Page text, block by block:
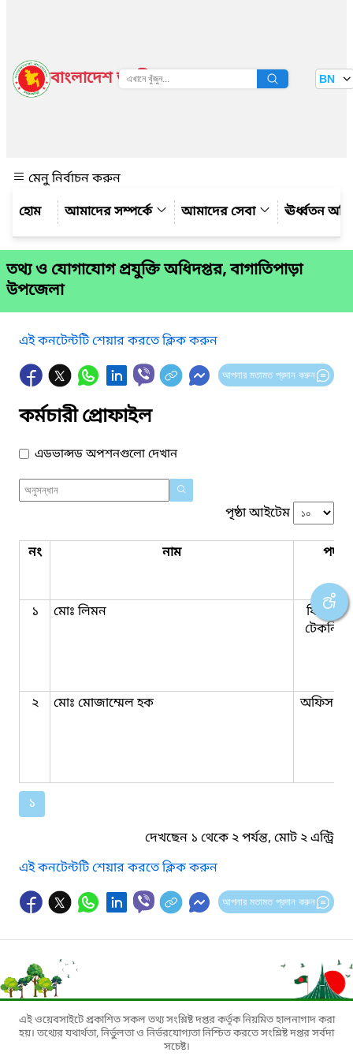
বাংলাদেশ জাতীয় তথ্য বাতায়ন BN
মেনু নির্বাচন করুন
আমাদের সম্পর্কে
আমাদের সেবা ঊর্ধ্বতন
তথ্য ও যোগাযোগ প্রযুক্তি অধিদপ্তর, বাগাতিপাড়া
উপজেলা
এই কনটেন্টটি শেয়ার করতে ক্লিক করুন
আপনার মতামত প্রদান করুন
কর্মচারী প্রোফাইল
এডভান্সড অপশনগুলো দেখান
পৃষ্ঠা আইটেম
নং নাম পদবি
১ মোঃ লিমন
ফিল্ড
২ মোঃ মোজাম্মেল হক অফিস
১
দেখছেন ১ থেকে ২ পর্যন্ত, মোট ২ এন্ট্রি
এই কনটেন্টটি শেয়ার করতে ক্লিক করুন
আপনার মতামত প্রদান করুন
এই ওয়েবসাইটে প্রকাশিত সকল তথ্য সংশ্লিষ্ট দপ্তর কর্তৃক নিয়মিত হালনাগাদ করা
হয়। তথ্যের যথার্থতা, নির্ভুলতা ও নির্ভরযোগ্যতা নিশ্চিত করতে সংশ্লিষ্ট দপ্তর সর্বদা
সচেষ্ট।